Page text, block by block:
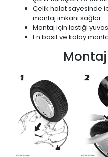
Çelik halat sayesinde
montaj imkanı sağlar.
Montaj için lastiği
En basit ve kolay
Montaj